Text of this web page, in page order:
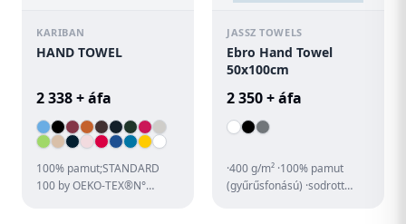
KARIBAN
HAND TOWEL
2 338 + áfa
100% pamut;STANDARD
100 by OEKO-TEX®N°
JASSZ TOWELS
Ebro Hand Towel
50x100cm
2 350 + áfa
·400 g/m² ·100% pamut
(gyűrűsfonású) ·sodrott